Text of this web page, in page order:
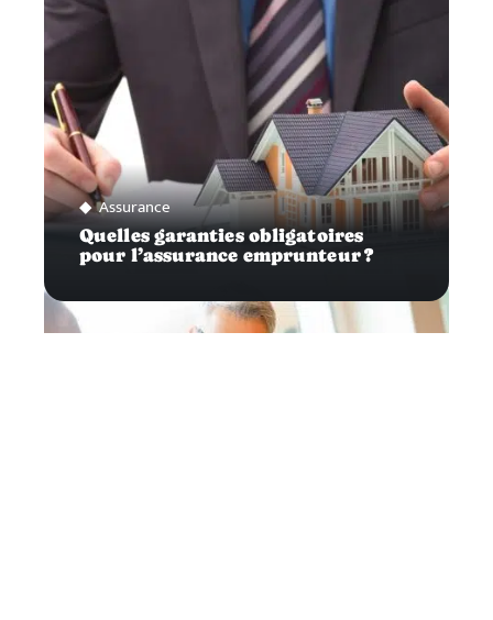
Assurance
Quelles garanties obligatoires
pour l’assurance emprunteur ?